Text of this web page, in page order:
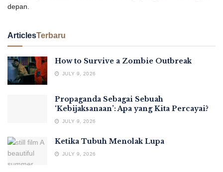
depan.
ArticlesTerbaru
How to Survive a Zombie Outbreak
JULY 9, 2026
Propaganda Sebagai Sebuah
‘Kebijaksanaan’: Apa yang Kita Percayai?
JULY 9, 2026
Ketika Tubuh Menolak Lupa
JULY 9, 2026